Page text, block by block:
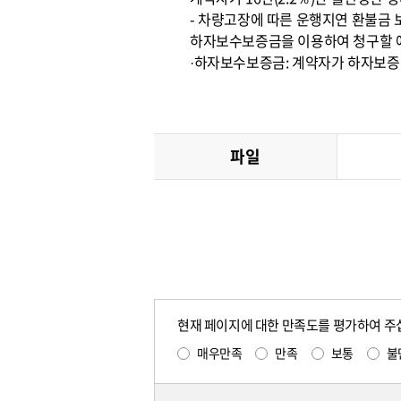
- 차량고장에 따른 운행지연 환불금
하자보수보증금을 이용하여 청구할
·하자보수보증금: 계약자가 하자보
파일
현재 페이지에 대한 만족도를 평가하여 주
매우만족 만족 보통 불